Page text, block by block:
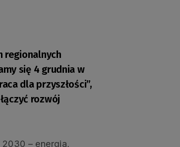
regionalnych
się 4 grudnia w
dla przyszłości”,
rozwój
– energia,